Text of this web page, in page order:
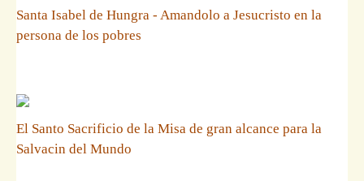
Santa Isabel de Hungra - Amandolo a Jesucristo en la
persona de los pobres
El Santo Sacrificio de la Misa de gran alcance para la
Salvacin del Mundo